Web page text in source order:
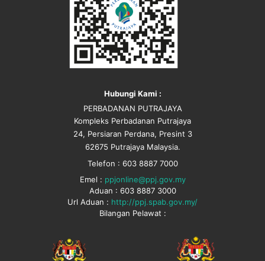
Hubungi Kami :
PERBADANAN PUTRAJAYA
Kompleks Perbadanan Putrajaya
24, Persiaran Perdana, Presint 3
62675 Putrajaya Malaysia.
Telefon : 603 8887 7000
Emel : ppjonline@ppj.gov.my
Aduan : 603 8887 3000
Url Aduan : http://ppj.spab.gov.my/
Bilangan Pelawat :